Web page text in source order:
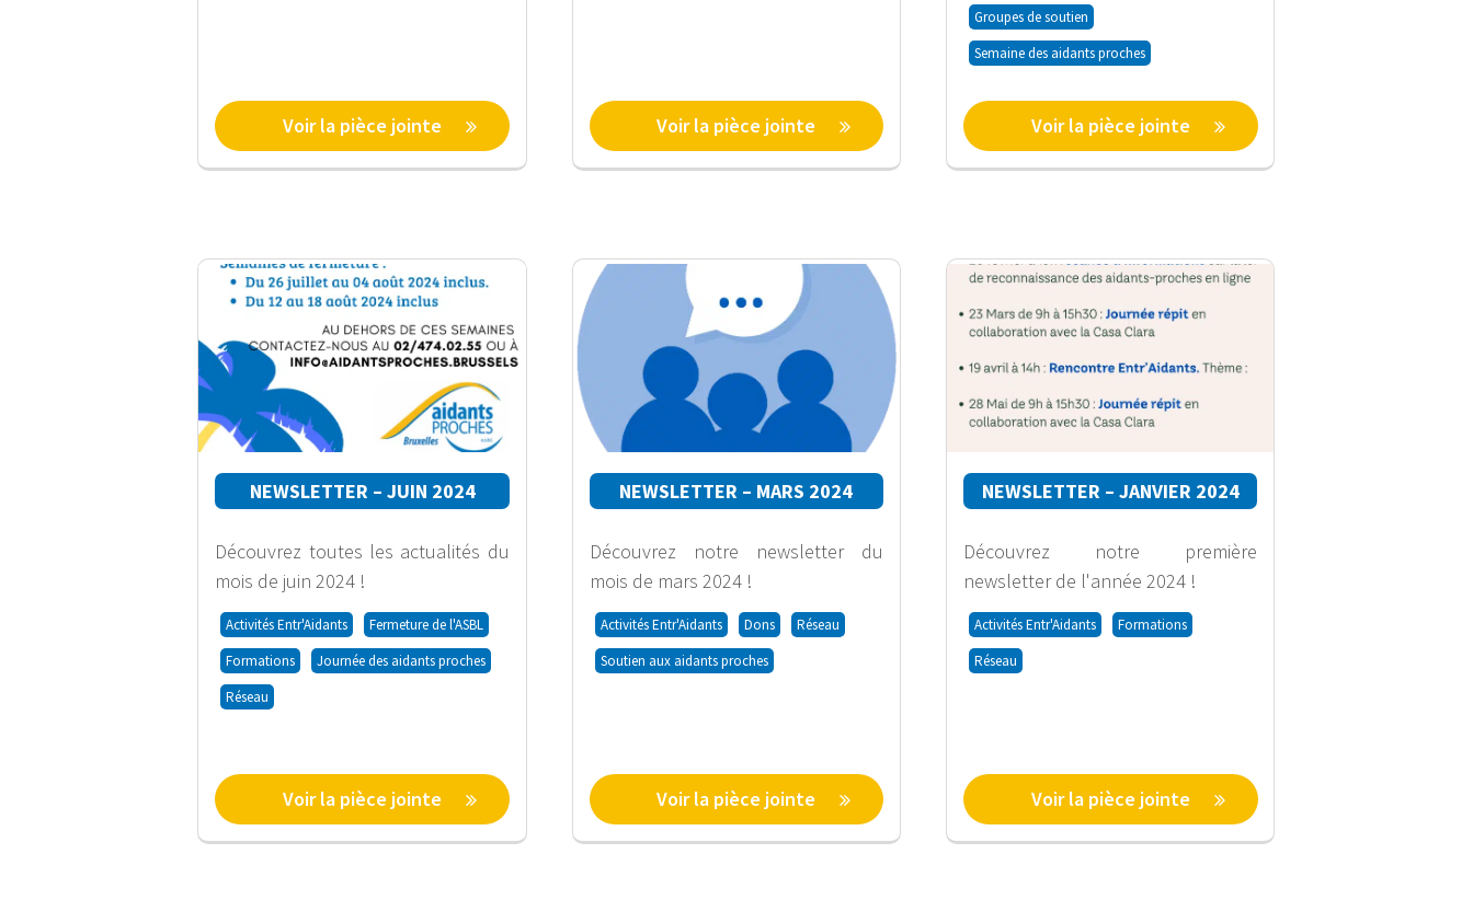
Voir la pièce jointe Voir la pièce jointe
Groupes de soutien
Semaine des aidants proches
Voir la pièce jointe
NEWSLETTER – JUIN 2024
Découvrez toutes les actualités du
mois de juin 2024 !
Activités Entr'Aidants
Fermeture de l'ASBL
Formations
Journée des aidants proches
Réseau
Voir la pièce jointe
NEWSLETTER – MARS 2024
Découvrez notre newsletter du
mois de mars 2024 !
Activités Entr'Aidants Dons
Réseau
Soutien aux aidants proches
Voir la pièce jointe
NEWSLETTER – JANVIER 2024
Découvrez notre première
newsletter de l'année 2024 !
Activités Entr'Aidants
Formations
Réseau
Voir la pièce jointe